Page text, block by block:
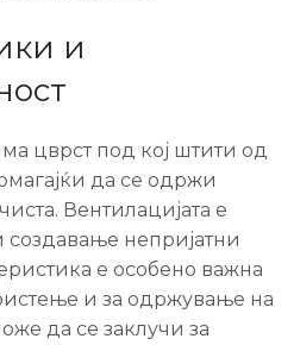
и
цврст под кој штити од
да се одржи
Вентилацијата е
непријатни
е особено важна
и за одржување на
да се заклучи за